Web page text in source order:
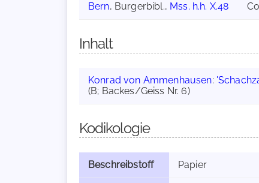
Bern, Burgerbibl., Mss. h.h. X.48
Inhalt
Konrad von Ammenhausen:
(B; Backes/Geiss Nr. 6)
Kodikologie
Beschreibstoff Papier